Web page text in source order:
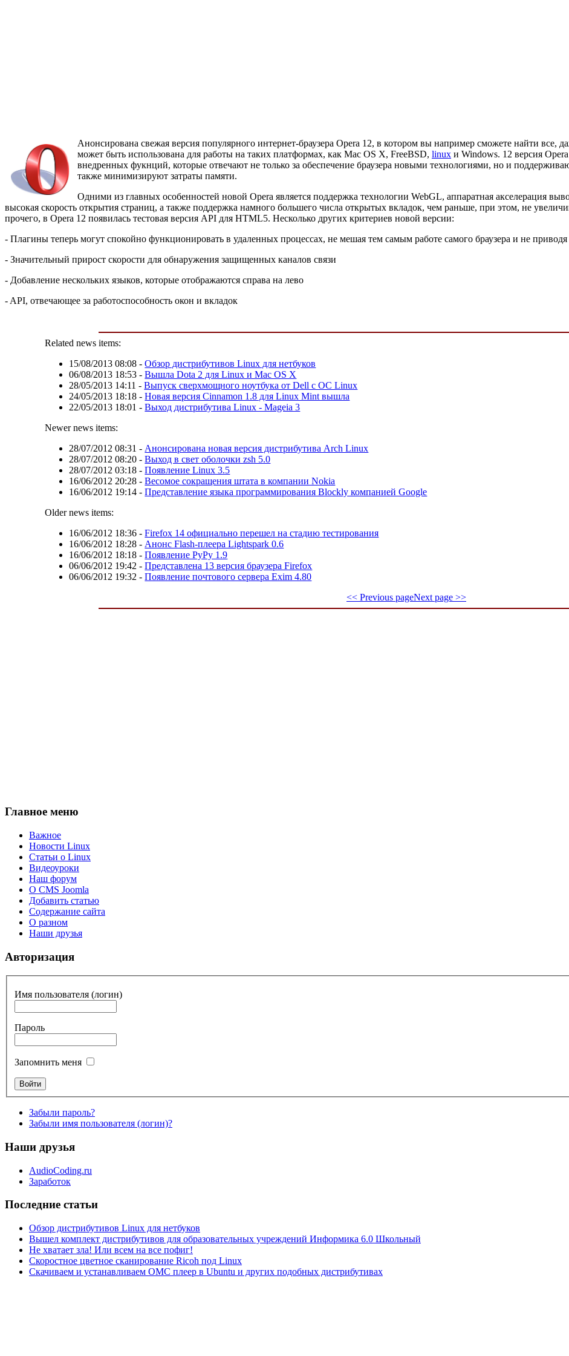
Анонсирована свежая версия популярного интернет-браузера Opera 12, в котором вы например сможете найти все,
может быть использована для работы на таких платформах, как Mac OS X, FreeBSD, linux и Windows. 12 версия
внедренных фукнций, которые отвечают не только за обеспечение браузера новыми технологиями, но и
также минимизируют затраты памяти.
Одними из главных особенностей новой Opera является поддержка технологии WebGL, аппаратная акселерация
высокая скорость открытия страниц, а также поддержка намного большего числа открытых вкладок, чем раньше, при этом, не
прочего, в Opera 12 появилась тестовая версия API для HTML5. Несколько других критериев новой версии:
- Плагины теперь могут спокойно функционировать в удаленных процессах, не мешая тем самым работе самого браузера и не приводя
- Значительный прирост скорости для обнаружения защищенных каналов связи
- Добавление нескольких языков, которые отображаются справа на лево
- API, отвечающее за работоспособность окон и вкладок
Related news items:
15/08/2013 08:08 -Обзор дистрибутивов Linux для нетбуков
06/08/2013 18:53 -Вышла Dota 2 для Linux и Mac OS X
28/05/2013 14:11 -Выпуск сверхмощного ноутбука от Dell с ОС Linux
24/05/2013 18:18 -Новая версия Cinnamon 1.8 для Linux Mint вышла
22/05/2013 18:01 -Выход дистрибутива Linux - Mageia 3
Newer news items:
28/07/2012 08:31 - Анонсирована новая версия дистрибутива Arch Linux
28/07/2012 08:20 -Выход в свет оболочки zsh 5.0
28/07/2012 03:18 -Появление Linux 3.5
16/06/2012 20:28 -Весомое сокращения штата в компании Nokia
16/06/2012 19:14 -Представление языка программирования Blockly компанией Google
Older news items:
16/06/2012 18:36 -Firefox 14 официально перешел на стадию тестирования
16/06/2012 18:28 - Анонс Flash-плеера Lightspark 0.6
16/06/2012 18:18 -Появление PyPy 1.9
06/06/2012 19:42 -Представлена 13 версия браузера Firefox
06/06/2012 19:32 -Появление почтового сервера Exim 4.80
<< Previous pageNext page >>
Главное меню
Важное
Новости Linux
Статьи о Linux
Видеоуроки
Наш форум
О CMS Joomla
Добавить статью
Содержание сайта
О разном
Наши друзья
Авторизация
Имя пользователя (логин)
Пароль
Запомнить меня
Забыли пароль?
Забыли имя пользователя (логин)?
Наши друзья
AudioCoding.ru
Заработок
Последние статьи
Обзор дистрибутивов Linux для нетбуков
Вышел комплект дистрибутивов для образовательных учреждений Информика 6.0 Школьный
Не хватает зла! Или всем на все пофиг!
Скоростное цветное сканирование Ricoh под Linux
Скачиваем и устанавливаем ОМС плеер в Ubuntu и других подобных дистрибутивах